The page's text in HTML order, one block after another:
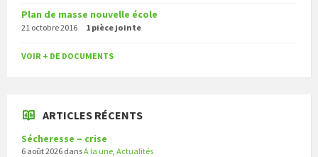
Plan de masse nouvelle école
21 octobre 2016 1 pièce jointe
VOIR + DE DOCUMENTS
ARTICLES RÉCENTS
Sécheresse – crise
6 août 2026 dansA la une Actualités